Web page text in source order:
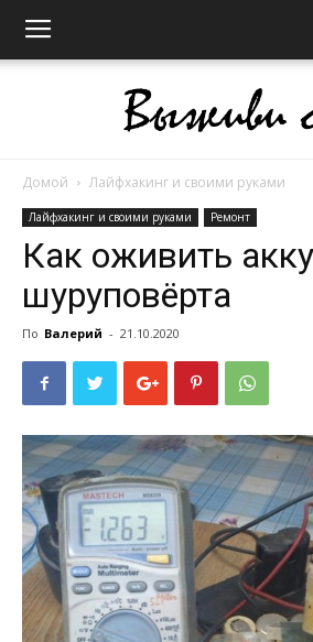
Выживи
Домой Лайфхакинг и своими руками
Лайфхакинг и своими руками Ремонт
Как оживить
шуруповёрта
По Валерий - 21.10.2020